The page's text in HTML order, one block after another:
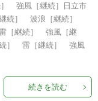
強風［継続］日立市
続］ 波浪［継続］
［継続］ 強風［継
続］ 雷［継続］ 強風
続きを読む